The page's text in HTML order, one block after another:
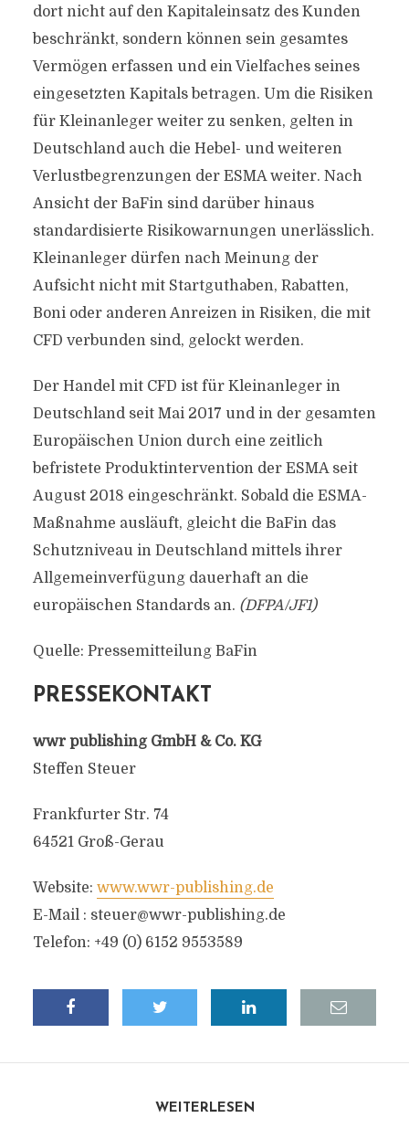
dort nicht auf den Kapitaleinsatz des Kunden
beschränkt, sondern können sein gesamtes
Vermögen erfassen und ein Vielfaches seines
eingesetzten Kapitals betragen. Um die Risiken
für Kleinanleger weiter zu senken, gelten in
Deutschland auch die Hebel- und weiteren
Verlustbegrenzungen der ESMA weiter. Nach
Ansicht der BaFin sind darüber hinaus
standardisierte Risikowarnungen unerlässlich.
Kleinanleger dürfen nach Meinung der
Aufsicht nicht mit Startguthaben, Rabatten,
Boni oder anderen Anreizen in Risiken, die mit
CFD verbunden sind, gelockt werden.
Der Handel mit CFD ist für Kleinanleger in
Deutschland seit Mai 2017 und in der gesamten
Europäischen Union durch eine zeitlich
befristete Produktintervention der ESMA seit
August 2018 eingeschränkt. Sobald die ESMA-
Maßnahme ausläuft, gleicht die BaFin das
Schutzniveau in Deutschland mittels ihrer
Allgemeinverfügung dauerhaft an die
europäischen Standards an. (DFPA/JF1)
Quelle: Pressemitteilung BaFin
PRESSEKONTAKT
wwr publishing GmbH & Co. KG
Steffen Steuer
Frankfurter Str. 74
64521 Groß-Gerau
Website: www.wwr-publishing.de
E-Mail : steuer@wwr-publishing.de
Telefon: +49 (0) 6152 9553589
WEITERLESEN